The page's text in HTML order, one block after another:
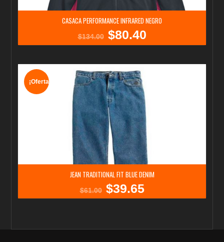
CASACA PERFORMANCE INFRARED NEGRO
$134.00
El
$134.00.
$80.40El
¡Oferta!
JEAN TRADITIONAL FIT BLUE DENIM
$61.00
El
$39.65El